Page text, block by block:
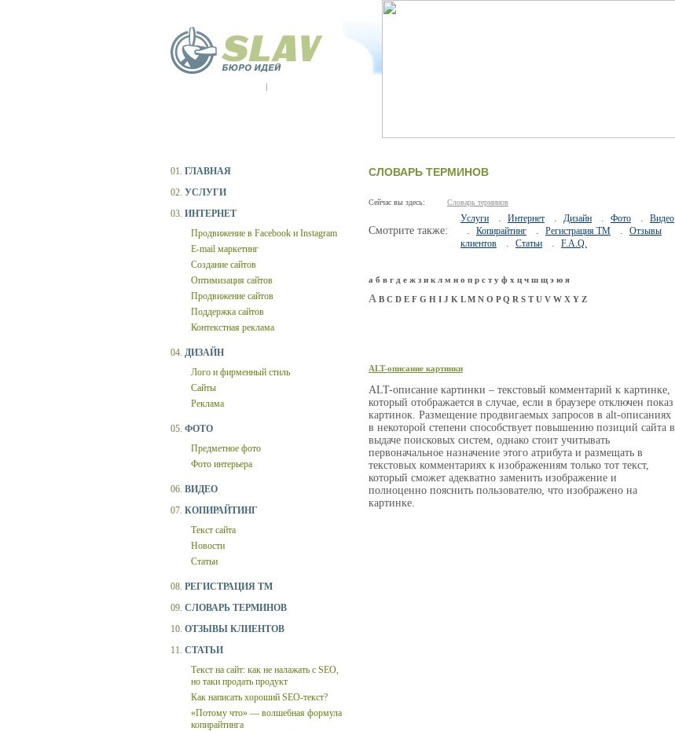
01. ГЛАВНАЯ
02. УСЛУГИ
03. ИНТЕРНЕТ
Продвижение в Facebook и Instagram
E-mail маркетинг
Создание сайтов
Оптимизация сайтов
Продвижение сайтов
Поддержка сайтов
Контекстная реклама
04. ДИЗАЙН
Лого и фирменный стиль
Сайты
Реклама
05. ФОТО
Предметное фото
Фото интерьера
06. ВИДЕО
07. КОПИРАЙТИНГ
Текст сайта
Новости
Статьи
08. РЕГИСТРАЦИЯ ТМ
09. СЛОВАРЬ ТЕРМИНОВ
10. ОТЗЫВЫ КЛИЕНТОВ
11. СТАТЬИ
Текст на сайт: как не налажать с SEO,
но таки продать продукт
Как написать хороший SEO-текст?
«Потому что» — волшебная формула
копирайтинга
СЛОВАРЬ ТЕРМИНОВ
Сейчас вы здесь: Словарь терминов
Смотрите также:
Услуги . Интернет . Дизайн . Фото . Видео
. Копирайтинг . Регистрация ТМ . Отзывы
клиентов . Статьи . F.A.Q.
а б в г д е ж з и к л м н о п р с т у ф х ц ч ш щ э ю я
A B C D E F G H I J K L M N O P Q R S T U V W X Y Z
ALT-описание картинки
ALT-описание картинки – текстовый комментарий к картинке,
который отображается в случае, если в браузере отключен показ
картинок. Размещение продвигаемых запросов в alt-описаниях
в некоторой степени способствует повышению позиций сайта в
выдаче поисковых систем, однако стоит учитывать
первоначальное назначение этого атрибута и размещать в
текстовых комментариях к изображениям только тот текст,
который сможет адекватно заменить изображение и
полноценно пояснить пользователю, что изображено на
картинке.